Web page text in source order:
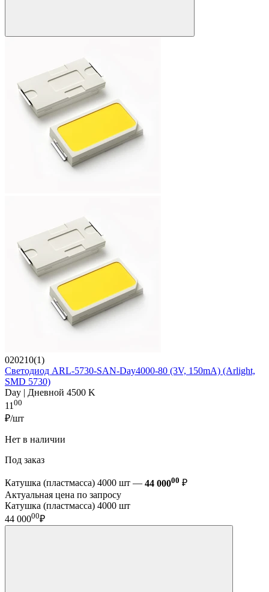
020210(1)
Светодиод ARL-5730-SAN-Day4000-80 (3V, 150mA) (Arlight,
SMD 5730)
Day | Дневной 4500 K
1100
₽/шт
Нет в наличии
Под заказ
Катушка (пластмасса) 4000 шт — 44 00000 ₽
Актуальная цена по запросу
Катушка (пластмасса) 4000 шт
44 00000₽